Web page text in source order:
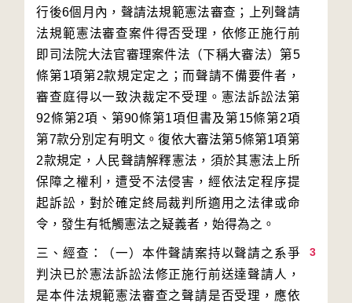
行後6個月內，聲請法規範憲法審查；上列聲請
法規範憲法審查案件得否受理，依修正施行前
即司法院大法官審理案件法（下稱大審法）第5
條第1項第2款規定定之；而聲請不備要件者，
審查庭得以一致決裁定不受理。憲法訴訟法第
92條第2項、第90條第1項但書及第15條第2項
第7款分別定有明文。復依大審法第5條第1項第
2款規定，人民聲請解釋憲法，須於其憲法上所
保障之權利，遭受不法侵害，經依法定程序提
起訴訟，對於確定終局裁判所適用之法律或命
3
三、經查：（一）本件聲請案持以聲請之系爭
判決已於憲法訴訟法修正施行前送達聲請人，
是本件法規範憲法審查之聲請是否受理，應依